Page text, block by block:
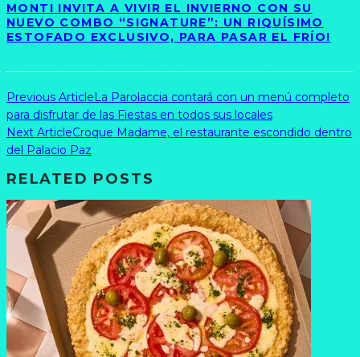
MONTI INVITA A VIVIR EL INVIERNO CON SU
NUEVO COMBO “SIGNATURE”: UN RIQUÍSIMO
ESTOFADO EXCLUSIVO, PARA PASAR EL FRÍO!
Previous Article La Parolaccia contará con un menú completo
para disfrutar de las Fiestas en todos sus locales
Next ArticleCroque Madame, el restaurante escondido dentro
del Palacio Paz
RELATED POSTS